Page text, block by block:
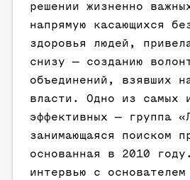
решении жизненно
напрямую касающихся
здоровья людей,
снизу — созданию
объединений, взявших
власти. Одно из самых
эффективных — группа
занимающаяся поиском
основанная в 2010
интервью с основателем